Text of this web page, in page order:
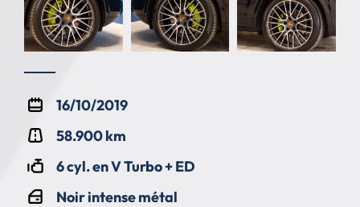
16/10/2019
58.900 km
6 cyl. en V Turbo + ED
Noir intense métal